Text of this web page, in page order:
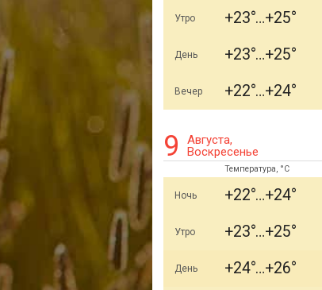
Утро +23 +25
День +23 +25
Вечер +22 +24
9
Августа,
Воскресенье
Температура, °C
Ночь +22 +24
Утро +23 +25
День +24 +26